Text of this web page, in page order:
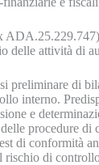
delle attività di
preliminare di
interno.
e
procedure di
di conformità
rischio di